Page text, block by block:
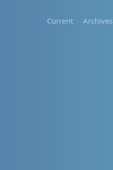
Current Archives